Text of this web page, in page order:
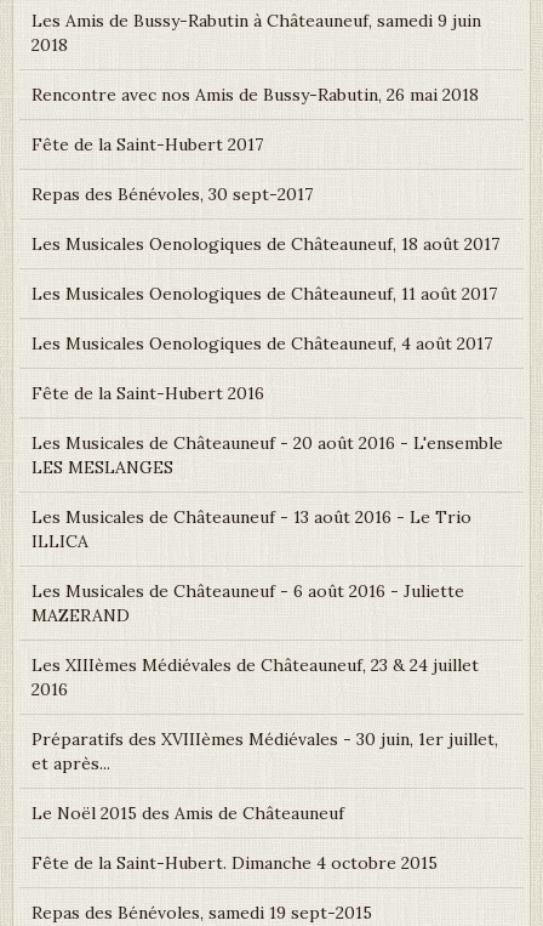
Les Amis de Bussy-Rabutin à Châteauneuf, samedi 9 juin
2018
Rencontre avec nos Amis de Bussy-Rabutin, 26 mai 2018
Fête de la Saint-Hubert 2017
Repas des Bénévoles, 30 sept-2017
Les Musicales Oenologiques de Châteauneuf, 18 août 2017
Les Musicales Oenologiques de Châteauneuf, 11 août 2017
Les Musicales Oenologiques de Châteauneuf, 4 août 2017
Fête de la Saint-Hubert 2016
Les Musicales de Châteauneuf - 20 août 2016 - L'ensemble
LES MESLANGES
Les Musicales de Châteauneuf - 13 août 2016 - Le Trio
ILLICA
Les Musicales de Châteauneuf - 6 août 2016 - Juliette
MAZERAND
Les XIIIèmes Médiévales de Châteauneuf, 23 & 24 juillet
2016
Préparatifs des XVIIIèmes Médiévales - 30 juin, 1er juillet,
et après...
Le Noël 2015 des Amis de Châteauneuf
Fête de la Saint-Hubert. Dimanche 4 octobre 2015
Repas des Bénévoles, samedi 19 sept-2015